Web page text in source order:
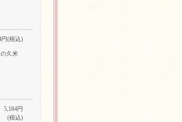
円(税込)
久米
5,184円
(税込)